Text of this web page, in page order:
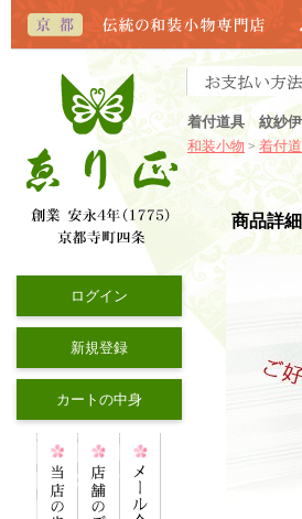
着付道具 紋紗
和装小物 > 着付
ログイン
新規登録
カートの中身
商品詳細